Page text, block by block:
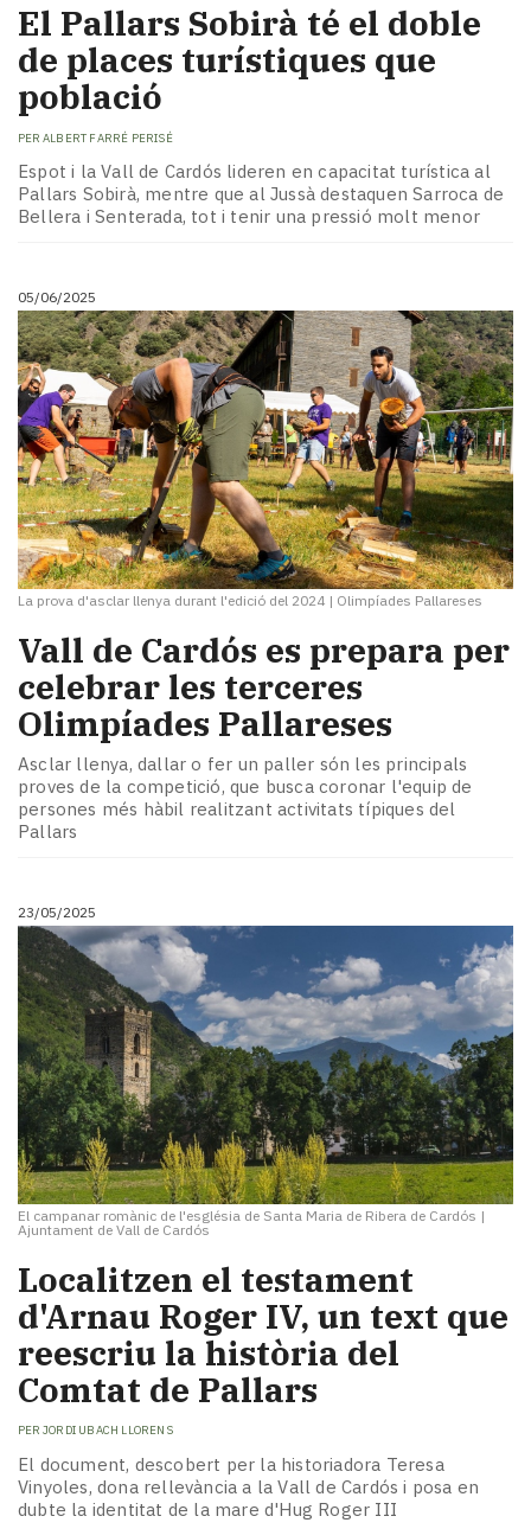
El Pallars Sobirà té el doble
de places turístiques que
població
PER ALBERT FARRÉ PERISÉ
Espot i la Vall de Cardós lideren en capacitat turística al
Pallars Sobirà, mentre que al Jussà destaquen Sarroca de
Bellera i Senterada, tot i tenir una pressió molt menor
05/06/2025
La prova d'asclar llenya durant l'edició del 2024 | Olimpíades Pallareses
Vall de Cardós es prepara per
celebrar les terceres
Olimpíades Pallareses
Asclar llenya, dallar o fer un paller són les principals
proves de la competició, que busca coronar l'equip de
persones més hàbil realitzant activitats típiques del
Pallars
23/05/2025
El campanar romànic de l'església de Santa Maria de Ribera de Cardós |
Ajuntament de Vall de Cardós
Localitzen el testament
d'Arnau Roger IV, un text que
reescriu la història del
Comtat de Pallars
PER JORDI UBACH LLORENS
El document, descobert per la historiadora Teresa
Vinyoles, dona rellevància a la Vall de Cardós i posa en
dubte la identitat de la mare d'Hug Roger III